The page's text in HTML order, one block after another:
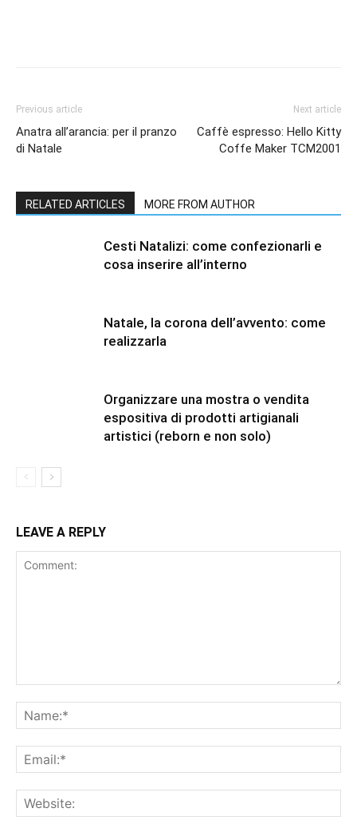
Previous article
Anatra all’arancia: per il pranzo
di Natale
Next article
Caffè espresso: Hello Kitty
Coffe Maker TCM2001
RELATED ARTICLES MORE FROM AUTHOR
Cesti Natalizi: come confezionarli e
cosa inserire all’interno
Natale, la corona dell’avvento: come
realizzarla
Organizzare una mostra o vendita
espositiva di prodotti artigianali
artistici (reborn e non solo)
LEAVE A REPLY